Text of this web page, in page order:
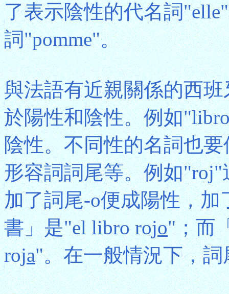
了表示陰性的代名詞
詞"pomme"。
與法語有近親關係的西
於陽性和陰性。例如
陰性。不同性的名詞也
形容詞詞尾等。例如
加了詞尾-o便成陽性，加
書」是"el libro rojo"；而
roja"。在一般情況下，